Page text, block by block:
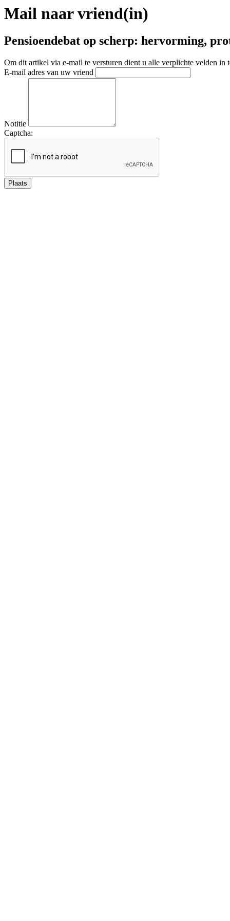
Mail naar vriend(in)
Pensioendebat op scherp: hervorming,
Om dit artikel via e-mail te versturen dient u alle verplichte velden in
E-mail adres van uw vriend
Notitie
Captcha: